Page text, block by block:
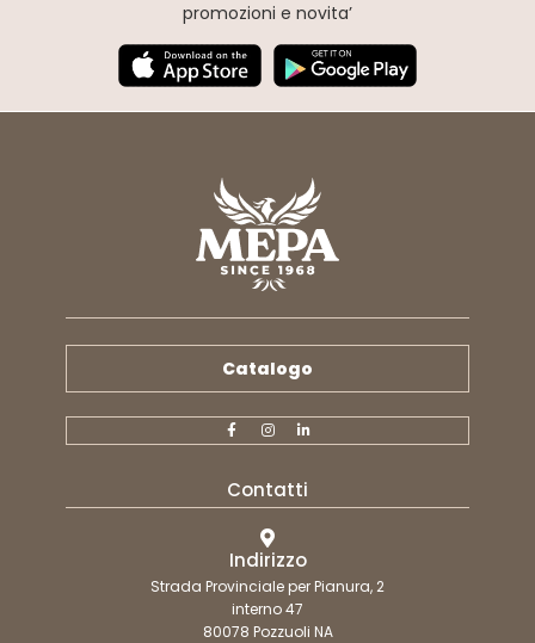
promozioni e novita’
Catalogo
Contatti
Indirizzo
Strada Provinciale per Pianura, 2
interno 47
80078 Pozzuoli NA